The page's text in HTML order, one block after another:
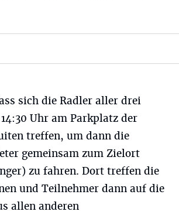
sich die Radler aller drei
Uhr am Parkplatz der
treffen, um dann die
gemeinsam zum Zielort
zu fahren. Dort treffen die
und Teilnehmer dann auf die
allen anderen